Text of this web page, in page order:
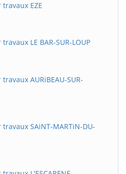
EZE
LE BAR-SUR-LOUP
AURiBEAU-SUR-
SAiNT-MARTiN-DU-